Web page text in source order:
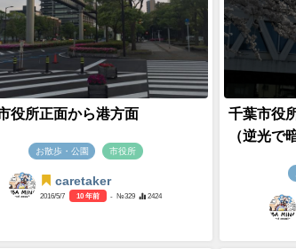
役所正面から港方面
お散歩・公園 市役所
caretaker
2016/5/7 10 年前 - №329 2424
千葉市役
（逆光で